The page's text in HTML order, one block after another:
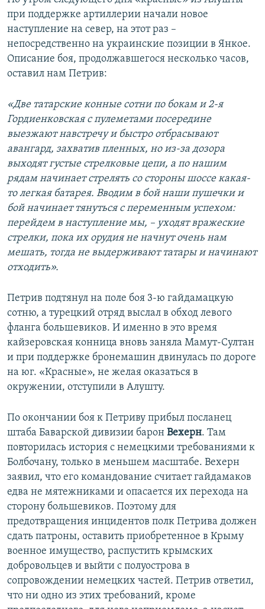
при поддержке артиллерии начали новое
наступление на север, на этот раз –
непосредственно на украинские позиции в Янкое.
Описание боя, продолжавшегося несколько часов,
оставил нам Петрив:
«Две татарские конные сотни по бокам и 2-я
Гордиенковская с пулеметами посередине
выезжают навстречу и быстро отбрасывают
авангард, захватив пленных, но из-за дозора
выходят густые стрелковые цепи, а по нашим
рядам начинает стрелять со стороны шоссе какая-
то легкая батарея. Вводим в бой наши пушечки и
бой начинает тянуться с переменным успехом:
перейдем в наступление мы, – уходят вражеские
стрелки, пока их орудия не начнут очень нам
мешать, тогда не выдерживают татары и начинают
отходить».
Петрив подтянул на поле боя 3-ю гайдамацкую
сотню, а турецкий отряд выслал в обход левого
фланга большевиков. И именно в это время
кайзеровская конница вновь заняла Мамут-Султан
и при поддержке бронемашин двинулась по дороге
на юг. «Красные», не желая оказаться в
окружении, отступили в Алушту.
По окончании боя к Петриву прибыл посланец
штаба Баварской дивизии барон Вехерн. Там
повторилась история с немецкими требованиями к
Болбочану, только в меньшем масштабе. Вехерн
заявил, что его командование считает гайдамаков
едва не мятежниками и опасается их перехода на
сторону большевиков. Поэтому для
предотвращения инцидентов полк Петрива должен
сдать патроны, оставить приобретенное в Крыму
военное имущество, распустить крымских
добровольцев и выйти с полуострова в
сопровождении немецких частей. Петрив ответил,
что ни одно из этих требований, кроме